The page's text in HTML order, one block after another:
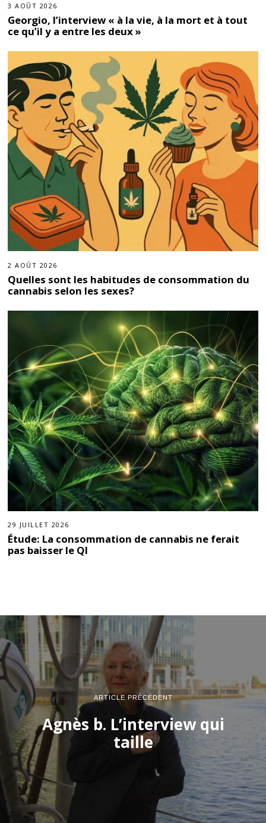
3 AOÛT 2026
Georgio, l’interview « à la vie, à la mort et à tout
ce qu’il y a entre les deux »
2 AOÛT 2026
Quelles sont les habitudes de consommation du
cannabis selon les sexes?
29 JUILLET 2026
Étude: La consommation de cannabis ne ferait
pas baisser le QI
ARTICLE PRÉCÉDENT
Agnès b. L’interview qui
taille